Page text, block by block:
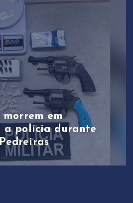
morrem em
a polícia durante